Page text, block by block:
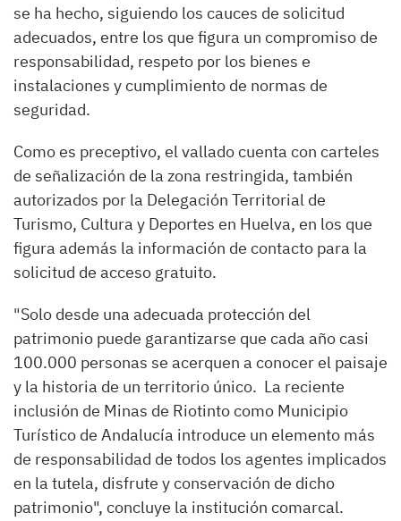
se ha hecho, siguiendo los cauces de solicitud
adecuados, entre los que figura un compromiso de
responsabilidad, respeto por los bienes e
instalaciones y cumplimiento de normas de
seguridad.
Como es preceptivo, el vallado cuenta con carteles
de señalización de la zona restringida, también
autorizados por la Delegación Territorial de
Turismo, Cultura y Deportes en Huelva, en los que
figura además la información de contacto para la
solicitud de acceso gratuito.
"Solo desde una adecuada protección del
patrimonio puede garantizarse que cada año casi
100.000 personas se acerquen a conocer el paisaje
y la historia de un territorio único. La reciente
inclusión de Minas de Riotinto como Municipio
Turístico de Andalucía introduce un elemento más
de responsabilidad de todos los agentes implicados
en la tutela, disfrute y conservación de dicho
patrimonio", concluye la institución comarcal.